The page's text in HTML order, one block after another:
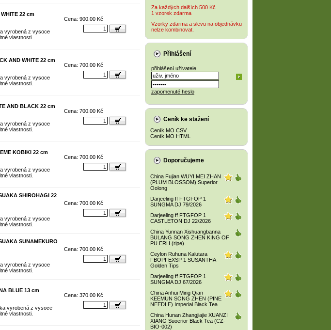
22 cm
vyrobená z vysoce
vlastnosti.
Cena: 900.00 Kč
AND WHITE 22 cm
vyrobená z vysoce
vlastnosti.
Cena: 700.00 Kč
AND BLACK 22 cm
vyrobená z vysoce
vlastnosti.
Cena: 700.00 Kč
KOBIKI 22 cm
vyrobená z vysoce
vlastnosti.
Cena: 700.00 Kč
SHIROHAGI 22
vyrobená z vysoce
vlastnosti.
Cena: 700.00 Kč
SUNAMEKURO
vyrobená z vysoce
vlastnosti.
Cena: 700.00 Kč
BLUE 13 cm
vyrobená z vysoce
vlastnosti.
Cena: 370.00 Kč
Za každých dalších 500 Kč
1 vzorek zdarma
Vzorky zdarma a slevu na objednávku
nelze kombinovat.
Přihlášení
přihlášení uživatele
zapomenuté heslo
Ceník ke stažení
Ceník MO CSV
Ceník MO HTML
Doporučujeme
China Fujian WUYI MEI ZHAN
(PLUM BLOSSOM) Superior
Oolong
Darjeeling ff FTGFOP 1
SUNGMA DJ 79/2026
Darjeeling ff FTGFOP 1
CASTLETON DJ 22/2026
China Yunnan Xishuangbanna
BULANG SONG ZHEN KING OF
PU ERH (ripe)
Ceylon Ruhuna Kalutara
FBOPFEXSP 1 SUSANTHA
Golden Tips
Darjeeling ff FTGFOP 1
SUNGMA DJ 67/2026
China Anhui Ming Qian
KEEMUN SONG ZHEN (PINE
NEEDLE) Imperial Black Tea
China Hunan Zhangjiajie XUANZI
XIANG Suoerior Black Tea (CZ-
BIO-002)